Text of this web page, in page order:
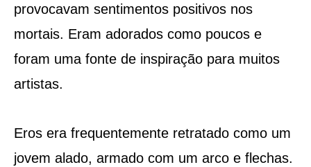
provocavam sentimentos positivos nos
mortais. Eram adorados como poucos e
foram uma fonte de inspiração para muitos
artistas.
Eros era frequentemente retratado como um
jovem alado, armado com um arco e flechas.